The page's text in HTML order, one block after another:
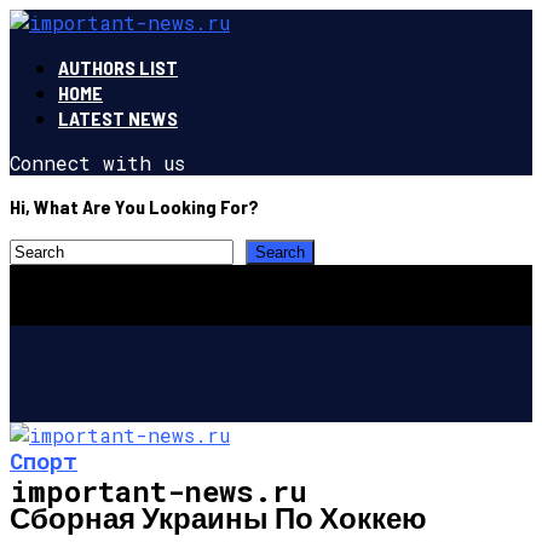
AUTHORS LIST
HOME
LATEST NEWS
Connect with us
Hi, What Are You Looking For?
important-news.ru
Спорт
Сборная Украины По Хоккею